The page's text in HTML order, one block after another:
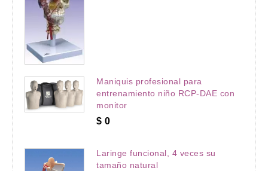
Maniquis profesional para
entrenamiento niño RCP-DAE con
monitor
$ 0
Laringe funcional, 4 veces su
tamaño natural